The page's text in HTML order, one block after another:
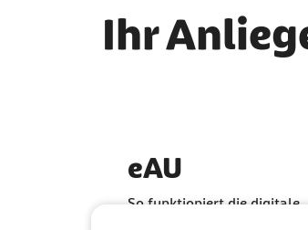
Ihr
eAU
So funktioniert die digitale